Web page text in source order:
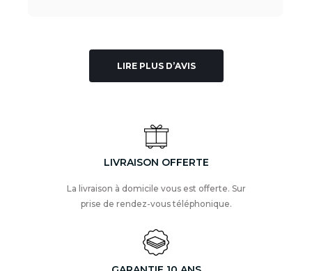
LIRE PLUS D’AVIS
LIVRAISON OFFERTE
La livraison à domicile vous est offerte. Sur
prise de rendez-vous téléphonique.